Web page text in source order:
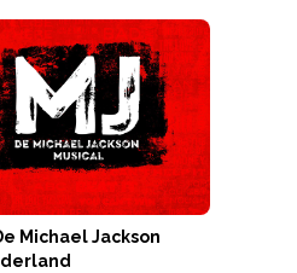
Michael Jackson